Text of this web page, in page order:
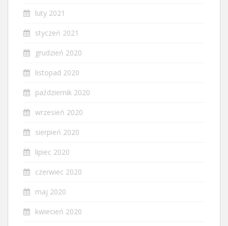
luty 2021
styczeń 2021
grudzień 2020
listopad 2020
październik 2020
wrzesień 2020
sierpień 2020
lipiec 2020
czerwiec 2020
maj 2020
kwiecień 2020